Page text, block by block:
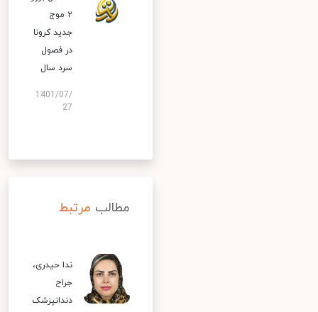
۲ موج
جدید کرونا
در فصول
سرد سال
1401/07/
27
مطالب مرتبط
ندا حیدری،
جراح
دندانپزشک